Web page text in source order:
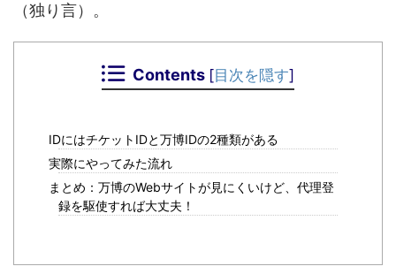
（独り言）。
Contents [目次を隠す]
IDにはチケットIDと万博IDの2種類がある
実際にやってみた流れ
まとめ：万博のWebサイトが見にくいけど、代理登
録を駆使すれば大丈夫！